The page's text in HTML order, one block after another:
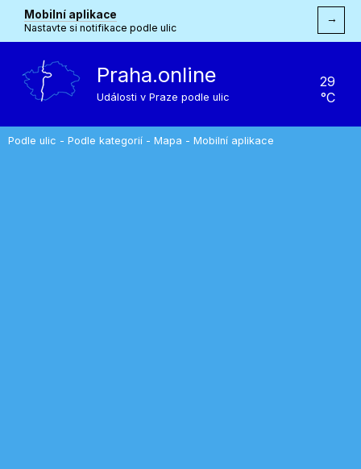
Mobilní aplikace
Nastavte si notifikace podle ulic
→
Praha.online
Události v Praze podle ulic
29
°C
Podle ulic - Podle kategorií - Mapa - Mobilní aplikace